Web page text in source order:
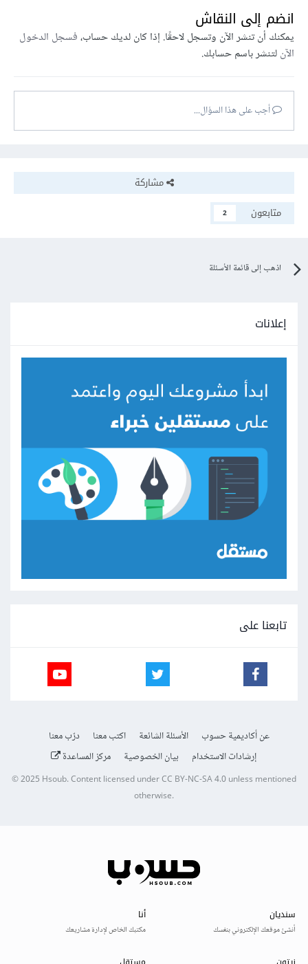
انضم إلى النقاش
يمكنك أن تنشر الآن وتسجل لاحقًا. إذا كان لديك حساب،فسجل الدخول
الآنلتنشر باسم حسابك.
أجب على هذا السؤال...
مشاركة
متابعون
2
اذهب إلى قائمة الأسئلة
إعلانات
تابعنا على
عن أكاديمية حسوب الأسئلة الشائعة اكتب معنا
درّب معنا
إرشادات الاستخدام
بيان الخصوصية مركز المساعدة
© 2025Hsoub.Content licensed underCC BY-NC-SA 4.0unless mentioned
otherwise.